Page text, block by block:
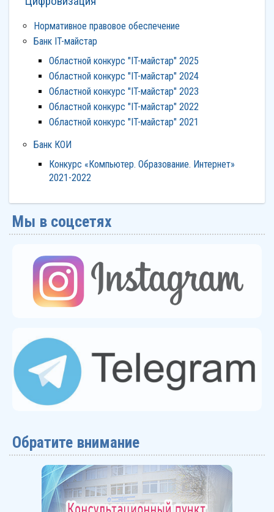
Нормативное правовое обеспечение
Банк IT-майстар
Областной конкурс "IT-майстар" 2025
Областной конкурс "IT-майстар" 2024
Областной конкурс "IT-майстар" 2023
Областной конкурс "IT-майстар" 2022
Областной конкурс "IT-майстар" 2021
Банк КОИ
Конкурс «Компьютер. Образование. Интернет»
2021-2022
Мы в соцсетях
Обратите внимание